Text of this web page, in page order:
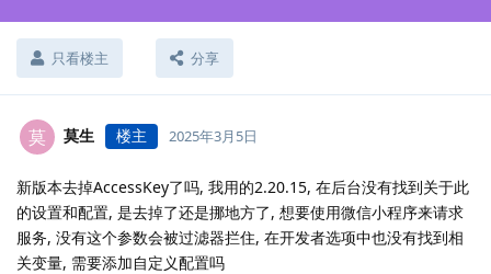
只看楼主 分享
莫 莫生 楼主 2025年3月5日
新版本去掉AccessKey了吗, 我用的2.20.15, 在后台没有找到关于此
的设置和配置, 是去掉了还是挪地方了, 想要使用微信小程序来请求
服务, 没有这个参数会被过滤器拦住, 在开发者选项中也没有找到相
关变量, 需要添加自定义配置吗